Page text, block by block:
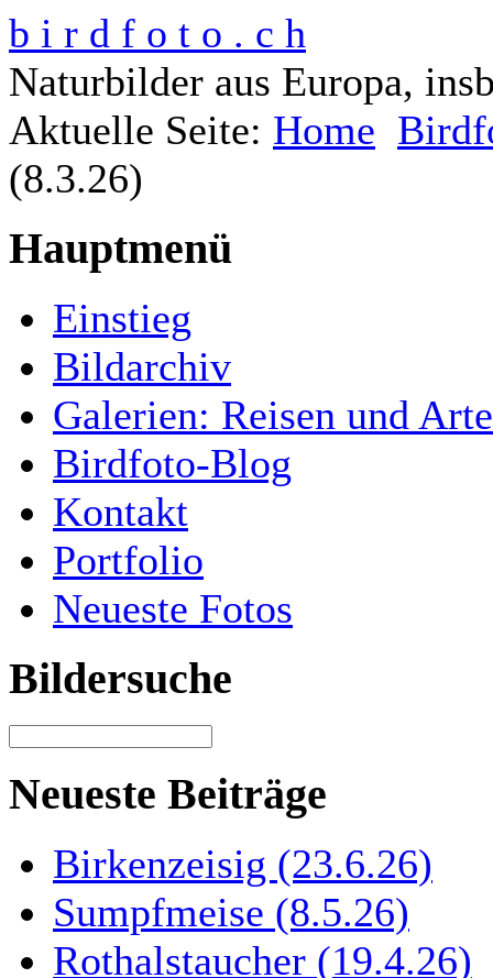
b i r d f o t o . c h
Naturbilder aus Europa,
Aktuelle Seite: Home
(8.3.26)
Hauptmenü
Einstieg
Bildarchiv
Galerien: Reisen und
Birdfoto-Blog
Kontakt
Portfolio
Neueste Fotos
Bildersuche
Neueste Beiträge
Birkenzeisig (23.6.26)
Sumpfmeise (8.5.26)
Rothalstaucher (19.4.26)